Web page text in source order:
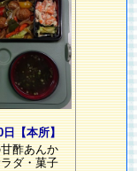
日【本所】
酢あんか
ダ・菓子